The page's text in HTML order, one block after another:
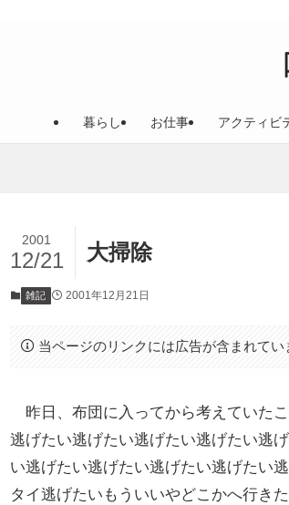
暮らし お仕事 アクティビ
大掃除
2001
12/21
雑記 2001年12月21日
当ページのリンクには広告が含まれてい
昨日、布団に入ってから考えていたこ
逃げたい逃げたい逃げたい逃げたい逃
い逃げたい逃げたい逃げたい逃げたい
タイ逃げたいもういいやどこかへ行き